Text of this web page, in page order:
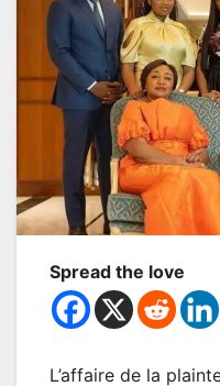
Spread the love
L’affaire de la